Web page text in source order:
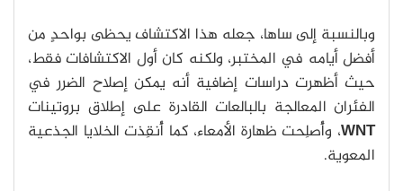
وبالنسبة إلى ساها، جعله هذا الاكتشاف يحظى بواحدٍ من
أفضل أيامه في المختبر، ولكنه كان أول الاكتشافات فقط،
حيث أظهرت دراسات إضافية أنه يمكن إصلاح الضرر في
الفئران المعالجة بالبالعات القادرة على إطلاق بروتينات
WNT، وأُصلِحت ظهارة الأمعاء، كما أُنقِذت الخلايا الجذعية
المعوية.